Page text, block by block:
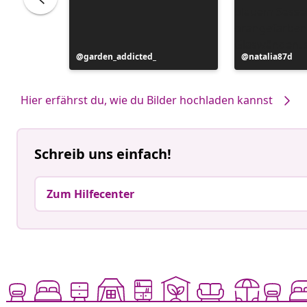
Beitrag
veröffentlicht
garden_addicted_
Beitrag
veröffentlicht
natalia87d
Hier erfährst du, wie du Bilder hochladen kannst
Schreib uns einfach!
Zum Hilfecenter